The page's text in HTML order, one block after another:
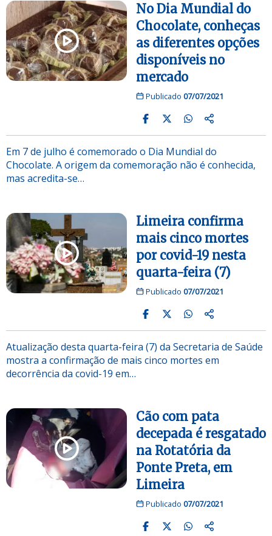
No Dia Mundial do
Chocolate, conheças
as diferentes opções
disponíveis no
mercado
Publicado 07/07/2021
Em 7 de julho é comemorado o Dia Mundial do
Chocolate. A origem da comemoração não é conhecida,
mas acredita-se…
Limeira confirma
mais cinco mortes
por covid-19 nesta
quarta-feira (7)
Publicado 07/07/2021
Atualização desta quarta-feira (7) da Secretaria de Saúde
mostra a confirmação de mais cinco mortes em
decorrência da covid-19 em…
Cão com pata
decepada é resgatado
na Rotatória da
Ponte Preta, em
Limeira
Publicado 07/07/2021